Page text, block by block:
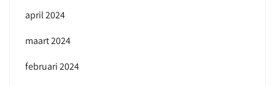
april 2024
maart 2024
februari 2024